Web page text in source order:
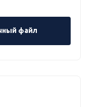
файл